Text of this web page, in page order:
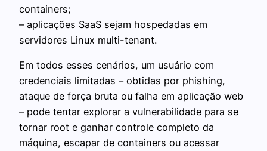
containers;
– aplicações SaaS sejam hospedadas em
servidores Linux multi-tenant.
Em todos esses cenários, um usuário com
credenciais limitadas – obtidas por phishing,
ataque de força bruta ou falha em aplicação web
– pode tentar explorar a vulnerabilidade para se
tornar root e ganhar controle completo da
máquina, escapar de containers ou acessar